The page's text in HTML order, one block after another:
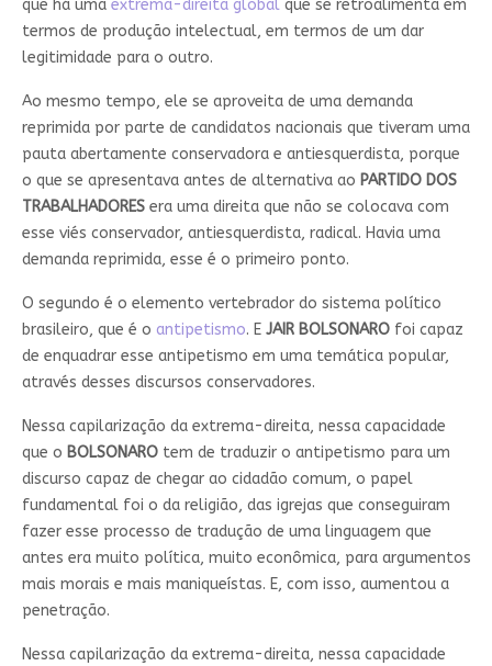
que há uma extrema-direita globalque se retroalimenta em
termos de produção intelectual, em termos de um dar
legitimidade para o outro.
Ao mesmo tempo, ele se aproveita de uma demanda
reprimida por parte de candidatos nacionais que tiveram uma
pauta abertamente conservadora e antiesquerdista, porque
o que se apresentava antes de alternativa ao PARTIDO DOS
TRABALHADORESera uma direita que não se colocava com
esse viés conservador, antiesquerdista, radical. Havia uma
demanda reprimida, esse é o primeiro ponto.
O segundo é o elemento vertebrador do sistema político
brasileiro, que é o antipetismo. E JAIR BOLSONAROfoi capaz
de enquadrar esse antipetismo em uma temática popular,
através desses discursos conservadores.
Nessa capilarização da extrema-direita, nessa capacidade
que o BOLSONAROtem de traduzir o antipetismo para um
discurso capaz de chegar ao cidadão comum, o papel
fundamental foi o da religião, das igrejas que conseguiram
fazer esse processo de tradução de uma linguagem que
antes era muito política, muito econômica, para argumentos
mais morais e mais maniqueístas. E, com isso, aumentou a
penetração.
Nessa capilarização da extrema-direita, nessa capacidade